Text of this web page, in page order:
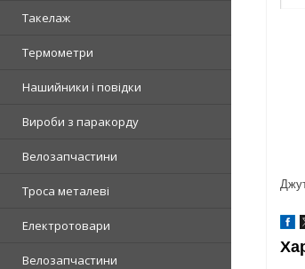
Такелаж
Термометри
Нашийники і повідки
Вироби з паракорду
Велозапчастини
Троса металеві
Електротовари
Велозапчастини